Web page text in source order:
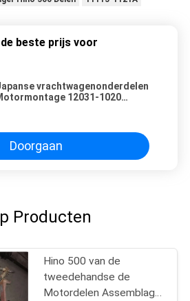
beste prijs voor
vrachtwagenonderdelen
12031-1020
koop Hino motoronderdelen
Doorgaan
Producten
Hino 500 van de
tweedehandse de
Motordelen Assemblage